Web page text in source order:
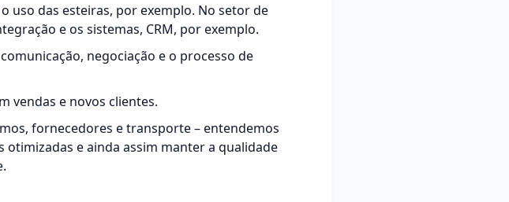
uso das esteiras, por exemplo. No setor de
e os sistemas, CRM, por exemplo.
negociação e o processo de
vendas e novos clientes.
fornecedores e transporte – entendemos
e ainda assim manter a qualidade